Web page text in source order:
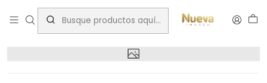
Inicio bsale DECORACION ROSTRO